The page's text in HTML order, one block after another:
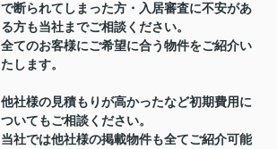
で断られてしまった方・入居審査に不安があ
る方も当社までご相談ください。
全てのお客様にご希望に合う物件をご紹介い
たします。
他社様の見積もりが高かったなど初期費用に
ついてもご相談ください。
当社では他社様の掲載物件も全てご紹介可能